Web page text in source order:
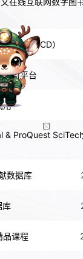
统（CSCD）
学习平台
用
& ProQuest
数据库
库
品课程